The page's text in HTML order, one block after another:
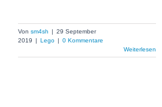
Von sm4sh | 29 September
2019
| Lego | 0 Kommentare
Weiterlesen